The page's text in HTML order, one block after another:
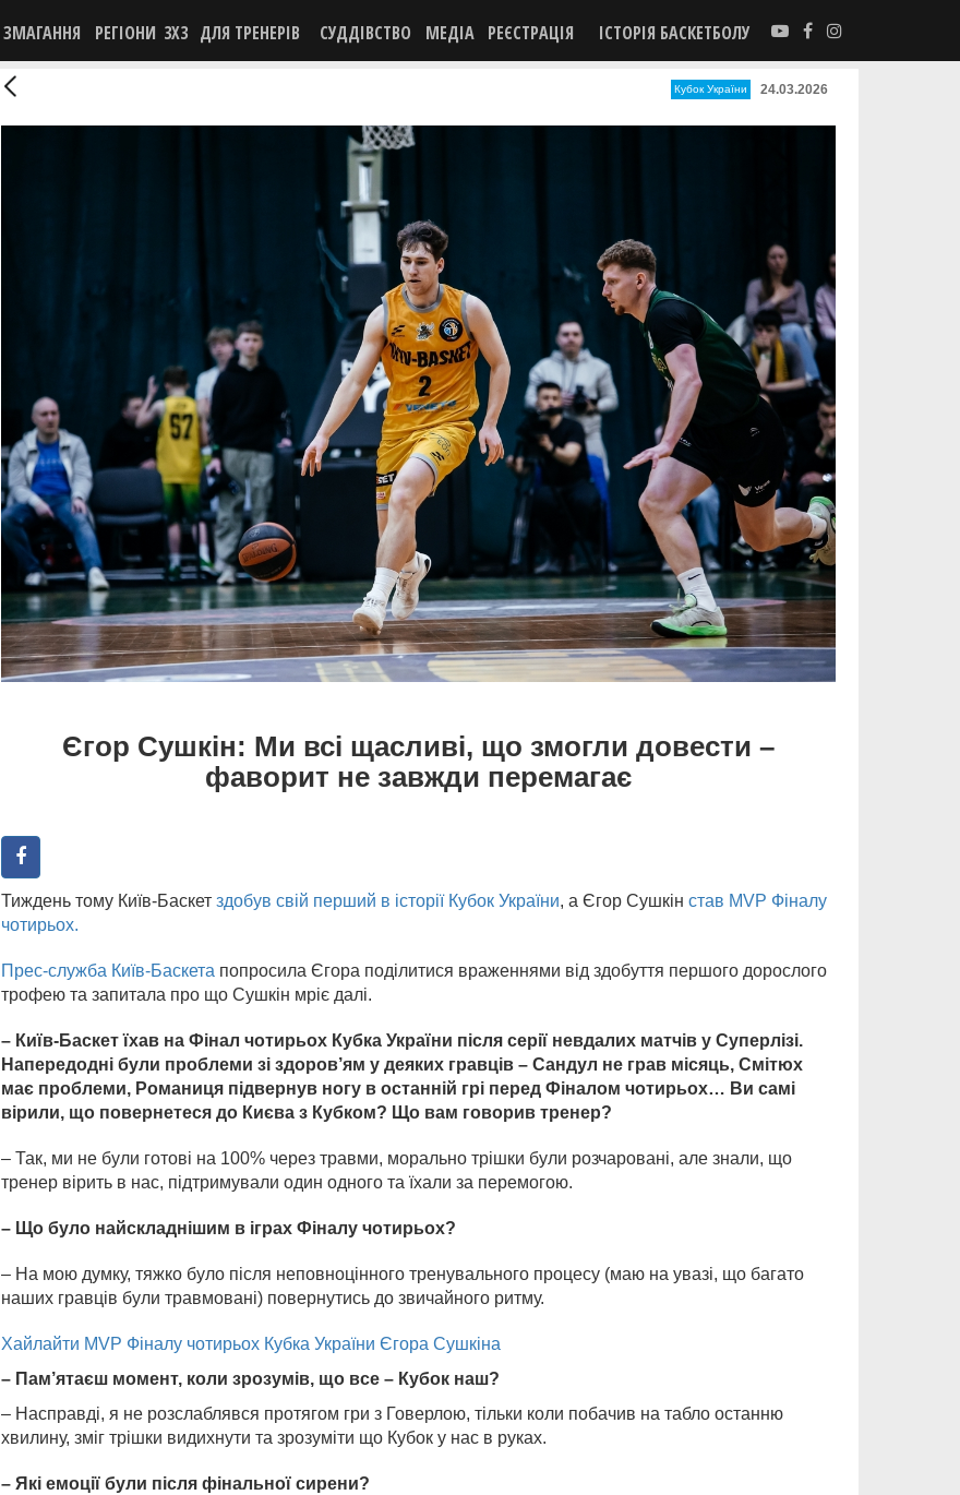
ЗМАГАННЯ РЕГІОНИ 3X3 ДЛЯ ТРЕНЕРІВ СУДДІВСТВО МЕДІА РЕЄСТРАЦІЯ ІСТОРІЯ БАСКЕТБОЛУ
Кубок України 24.03.2026
Єгор Сушкін: Ми всі щасливі, що змогли довести –
фаворит не завжди перемагає
Тиждень тому Київ-Баскет здобув свій перший в історії Кубок України, а Єгор Сушкін став MVP Фіналу
чотирьох.
Прес-служба Київ-Баскета попросила Єгора поділитися враженнями від здобуття першого дорослого
трофею та запитала про що Сушкін мріє далі.
– Київ-Баскет їхав на Фінал чотирьох Кубка України після серії невдалих матчів у Суперлізі.
Напередодні були проблеми зі здоров’ям у деяких гравців – Сандул не грав місяць, Смітюх
має проблеми, Романиця підвернув ногу в останній грі перед Фіналом чотирьох… Ви самі
вірили, що повернетеся до Києва з Кубком? Що вам говорив тренер?
– Так, ми не були готові на 100% через травми, морально трішки були розчаровані, але знали, що
тренер вірить в нас, підтримували один одного та їхали за перемогою.
– Що було найскладнішим в іграх Фіналу чотирьох?
– На мою думку, тяжко було після неповноцінного тренувального процесу (маю на увазі, що багато
наших гравців були травмовані) повернутись до звичайного ритму.
Хайлайти MVP Фіналу чотирьох Кубка України Єгора Сушкіна
– Пам’ятаєш момент, коли зрозумів, що все – Кубок наш?
– Насправді, я не розслаблявся протягом гри з Говерлою, тільки коли побачив на табло останню
хвилину, зміг трішки видихнути та зрозуміти що Кубок у нас в руках.
– Які емоції були після фінальної сирени?